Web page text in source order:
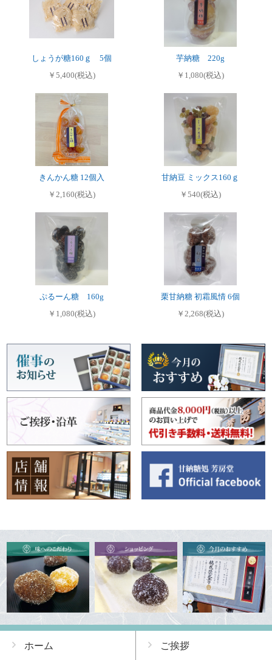
しょうが糖160ｇ 5個
￥5,400(税込)
芋納糖 220g
￥1,080(税込)
きんかん糖 12個入
￥2,160(税込)
甘納豆 ミックス160ｇ
￥540(税込)
ぷるーん糖 160g
￥1,080(税込)
栗甘納糖 初霜風情 6個
￥2,268(税込)
ホーム ご挨拶